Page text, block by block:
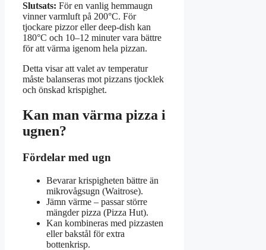
Slutsats: För en vanlig hemmaugn
vinner varmluft på 200°C. För
tjockare pizzor eller deep-dish kan
180°C och 10–12 minuter vara bättre
för att värma igenom hela pizzan.
Detta visar att valet av temperatur
måste balanseras mot pizzans tjocklek
och önskad krispighet.
Kan man värma pizza i
ugnen?
Fördelar med ugn
Bevarar krispigheten bättre än
mikrovågsugn (Waitrose).
Jämn värme – passar större
mängder pizza (Pizza Hut).
Kan kombineras med pizzasten
eller bakstål för extra
bottenkrisp.